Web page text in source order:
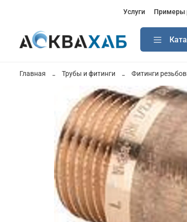
Услуги Примеры
Главная Трубы и фитинги Фитинги